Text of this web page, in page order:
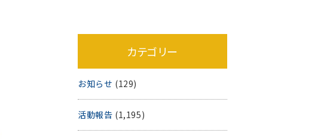
カテゴリー
お知らせ (129)
活動報告 (1,195)